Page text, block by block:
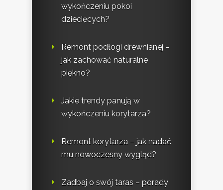
wykończeniu pokoi
dziecięcych?
Remont podłogi drewnianej –
jak zachować naturalne
piękno?
Jakie trendy panują w
wykończeniu korytarza?
Remont korytarza – jak nadać
mu nowoczesny wygląd?
Zadbaj o swój taras – porady